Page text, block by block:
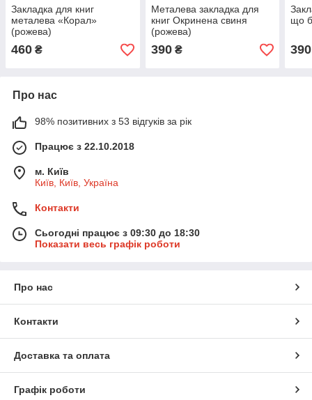
Закладка для книг
металева «Корал»
(рожева)
460 ₴
Металева закладка для
книг Окринена свиня
(рожева)
390₴
що
390
Про нас
98% позитивних з 53 відгуків за рік
Працює з 22.10.2018
м. Київ
Київ, Київ, Україна
Контакти
Сьогодні працює з 09:30 до 18:30
Показати весь графік роботи
Про нас
Контакти
Доставка та оплата
Графік роботи